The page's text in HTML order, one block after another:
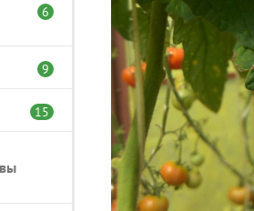
6
9
15